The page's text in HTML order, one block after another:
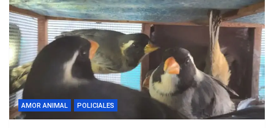
AMOR ANIMAL POLICIALES